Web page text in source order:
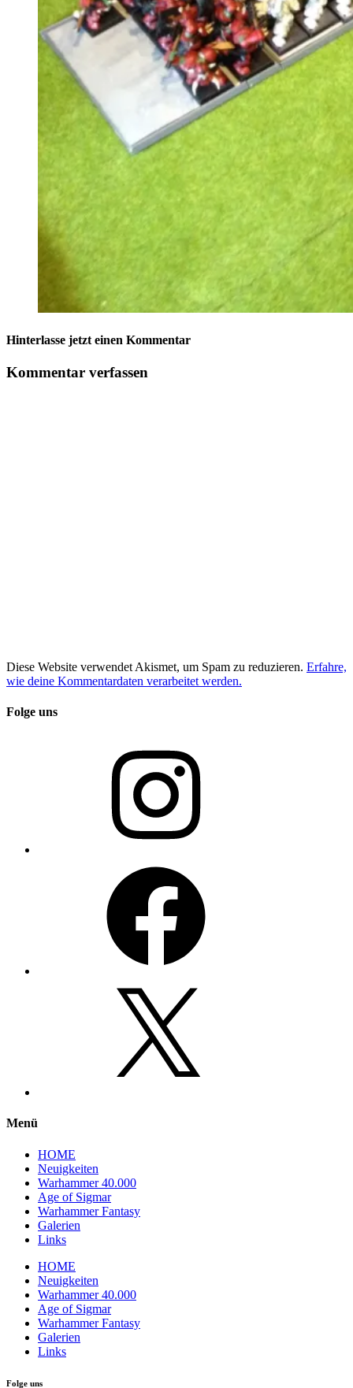
Hinterlasse jetzt einen Kommentar
Kommentar verfassen
Diese Website verwendet Akismet, um Spam zu reduzieren. Erfahre,
wie deine Kommentardaten verarbeitet werden.
Folge uns
Menü
HOME
Neuigkeiten
Warhammer 40.000
Age of Sigmar
Warhammer Fantasy
Galerien
Links
HOME
Neuigkeiten
Warhammer 40.000
Age of Sigmar
Warhammer Fantasy
Galerien
Links
Folge uns